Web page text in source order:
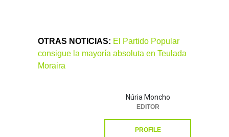
OTRAS NOTICIAS: El Partido Popular
consigue la mayoría absoluta en Teulada
Moraira
Núria Moncho
EDITOR
PROFILE